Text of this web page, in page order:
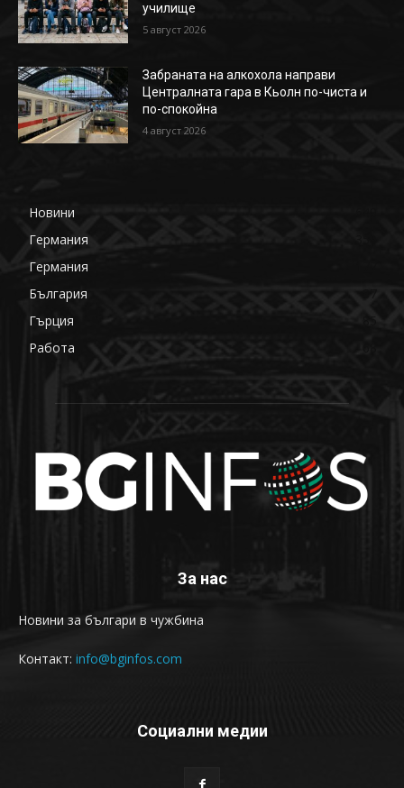
училище
5 август 2026
Забраната на алкохола направи
Централната гара в Кьолн по-чиста и
по-спокойна
4 август 2026
Новини
Германия
Германия
България
Гърция
Работа
За нас
Новини за българи в чужбина
Контакт: info@bginfos.com
Социални медии